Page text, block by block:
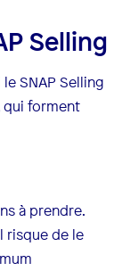
Selling
SNAP Selling
qui forment
à prendre.
risque de le